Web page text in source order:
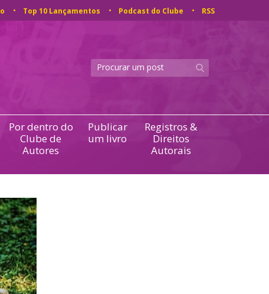
Top 10 Lançamentos Podcast do Clube RSS
Por dentro do
Clube de
Autores
Publicar
um livro
Registros &
Direitos
Autorais